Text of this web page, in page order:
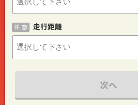
走行距離
任 意
次へ